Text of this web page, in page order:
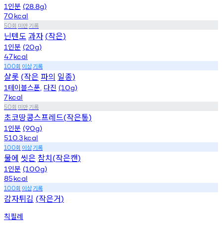
1 인분 (28.8g)
70kcal
50회 미만기록
닌텐도 과자 (작은)
1 인분 (20g)
47kcal
100회 이상기록
샬롯 (작은 파의 일종)
1 테이블스푼 다진 (10g)
7kcal
50회 미만기록
초코땅콩스프레드(작은통)
1 인분 (90g)
510.3kcal
100회 이상기록
물에 씻은 참치(작은캔)
1 인분 (100g)
85kcal
100회 이상기록
감자튀김 (작은거)
칙필레